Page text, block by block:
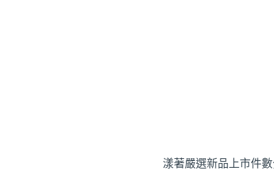
漾著嚴選新品上市件